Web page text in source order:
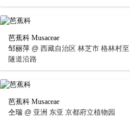
芭蕉科 Musaceae
邹丽萍 @ 西藏自治区 林芝市 格林村至
隧道沿路
芭蕉科 Musaceae
仝瑞 @ 亚洲 东亚 京都府立植物园